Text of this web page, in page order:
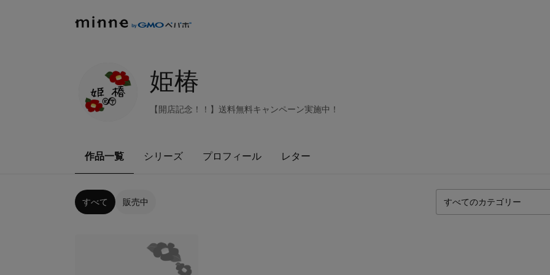
姫椿
【開店記念！！】送料無料キャンペーン実施中！
作品一覧 シリーズ プロフィール レター
すべて 販売中